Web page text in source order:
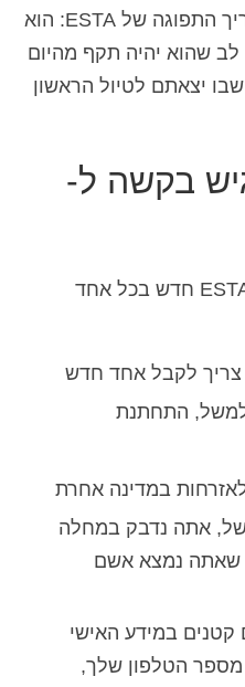
לשנתיים, קל לחשב את תאריך התפוגה של ESTA: הוא
לב שהוא יהיה תקף מהיום
יצאתם לטיול הראשון
בקשה ל-
יהיה עליך להגיש בקשה ל- ESTA חדש בכל אחד
צריך לקבל אחד חדש
התחתנת
במדינה אחרת
אתה נדבק במחלה
שאתה נמצא אשם
קטנים במידע האישי
מספר הטלפון שלך,